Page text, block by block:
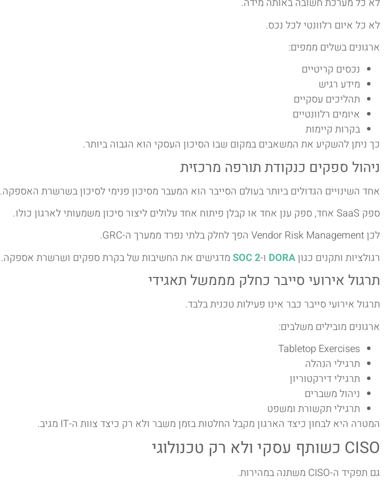
לא כל איום רלוונטי לכל נכס.
ארגונים בשלים ממפים:
נכסים קריטיים
מידע רגיש
תהליכים עסקיים
איומים רלוונטיים
בקרות קיימות
כך ניתן להשקיע את המשאבים במקום שבו הסיכון העסקי הוא הגבוה ביותר.
ניהול ספקים כנקודת תורפה מרכזית
אחד השינויים הגדולים ביותר בעולם הסייבר הוא המעבר מסיכון פנימי לסיכון בשרשרת האספקה.
ספק SaaS אחד, ספק ענן אחד או קבלן פיתוח אחד עלולים ליצור סיכון משמעותי לארגון כולו.
לכן Vendor Risk Management הפך לחלק בלתי נפרד ממערך ה-GRC.
רגולציות ותקנים כגוןDORA ו-SOC 2 מדגישים את החשיבות של בקרת ספקים ושרשרת אספקה.
תרגול אירועי סייבר כחלק מממשל תאגידי
תרגול אירועי סייבר כבר אינו פעילות טכנית בלבד.
ארגונים מובילים משלבים:
Tabletop Exercises
תרגילי הנהלה
תרגילי דירקטוריון
ניהול משברים
תרגילי תקשורת ומשפט
המטרה היא לבחון כיצד הארגון מקבל החלטות בזמן משבר ולא רק כיצד צוות ה-IT מגיב.
CISO כשותף עסקי ולא רק טכנולוגי
גם תפקיד ה-CISO משתנה במהירות.